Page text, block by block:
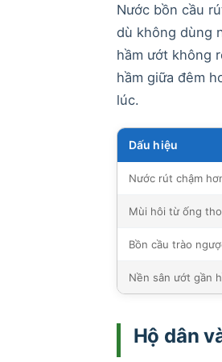
Nước bồn cầu
dù không dùng
hầm ướt không
hầm giữa đêm
lúc.
Dấu hiệu
Nước rút chậm
Mùi hôi từ ống
Bồn cầu trào
Nền sân ướt gần
Hộ dân